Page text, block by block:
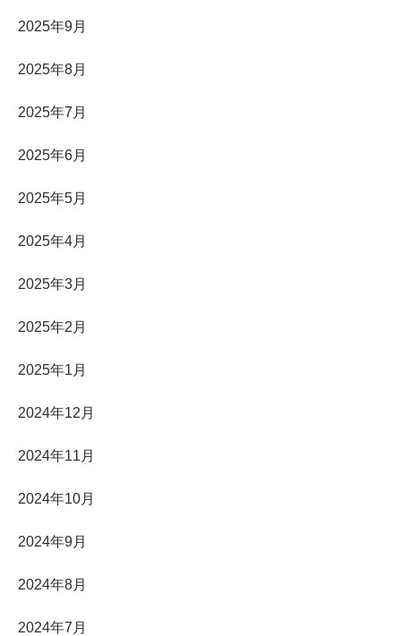
2025年9月
2025年8月
2025年7月
2025年6月
2025年5月
2025年4月
2025年3月
2025年2月
2025年1月
2024年12月
2024年11月
2024年10月
2024年9月
2024年8月
2024年7月